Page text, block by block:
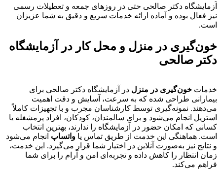
آزمایشگاه دکتر صالحی حتی در روزهای جمعه و تعطیلات رسمی
نیز فعال بوده و آماده ارائه خدمات سریع و دقیق به شما عزیزان
است.
خون‌گیری در منزل و محل کار در آزمایشگاه
دکتر صالحی
خدمات خون‌گیری در منزل در آزمایشگاه دکتر صالحی برای
بیمارانی طراحی شده که به سرعت، آسایش و دقت اهمیت
می‌دهند. نمونه‌گیری توسط کارشناسان مجرب و با تجهیزات کاملاً
استریل انجام می‌شود و برای سالمندان، کودکان، افراد پرمشغله یا
کسانی که امکان حضور در آزمایشگاه را ندارند، بهترین انتخاب
است. هماهنگی این خدمت از طریق تماس یا واتساپ انجام می‌شود
و نتایج نیز به‌صورت آنلاین در اختیار شما قرار می‌گیرد. این خدمت،
زمان انتظار را کاهش داده و تجربه‌ای امن و آرام را برای شما
فراهم می‌کند.